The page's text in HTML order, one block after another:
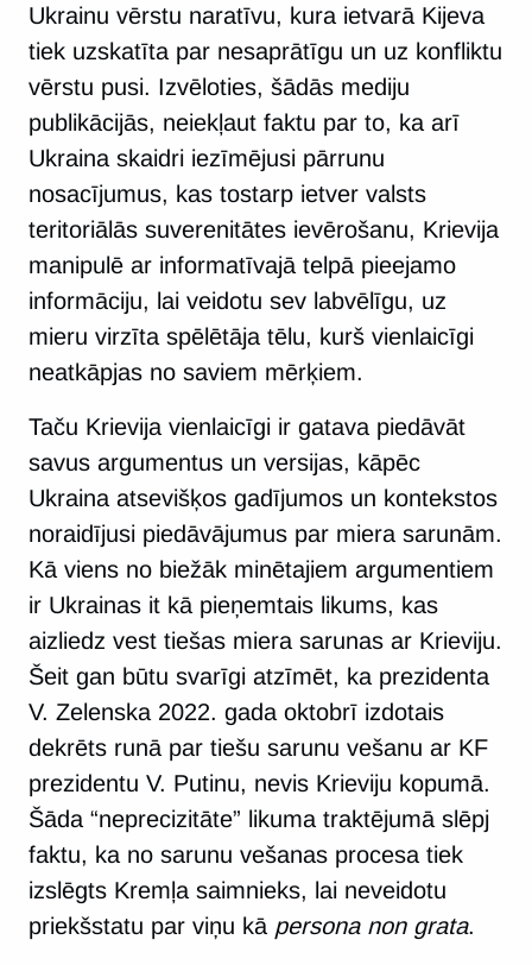
Ukrainu vērstu naratīvu, kura ietvarā Kijeva
tiek uzskatīta par nesaprātīgu un uz konfliktu
vērstu pusi. Izvēloties, šādās mediju
publikācijās, neiekļaut faktu par to, ka arī
Ukraina skaidri iezīmējusi pārrunu
nosacījumus, kas tostarp ietver valsts
teritoriālās suverenitātes ievērošanu, Krievija
manipulē ar informatīvajā telpā pieejamo
informāciju, lai veidotu sev labvēlīgu, uz
mieru virzīta spēlētāja tēlu, kurš vienlaicīgi
neatkāpjas no saviem mērķiem.
Taču Krievija vienlaicīgi ir gatava piedāvāt
savus argumentus un versijas, kāpēc
Ukraina atsevišķos gadījumos un kontekstos
noraidījusi piedāvājumus par miera sarunām.
Kā viens no biežāk minētajiem argumentiem
ir Ukrainas it kā pieņemtais likums, kas
aizliedz vest tiešas miera sarunas ar Krieviju.
Šeit gan būtu svarīgi atzīmēt, ka prezidenta
V. Zelenska 2022. gada oktobrī izdotais
dekrēts runā par tiešu sarunu vešanu ar KF
prezidentu V. Putinu, nevis Krieviju kopumā.
Šāda “neprecizitāte” likuma traktējumā slēpj
faktu, ka no sarunu vešanas procesa tiek
izslēgts Kremļa saimnieks, lai neveidotu
priekšstatu par viņu kā persona non grata.